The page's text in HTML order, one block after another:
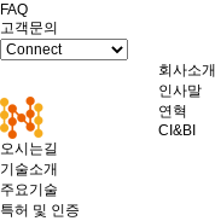
FAQ
고객문의
회사소개
인사말
연혁
CI&BI
오시는길
기술소개
주요기술
특허 및 인증